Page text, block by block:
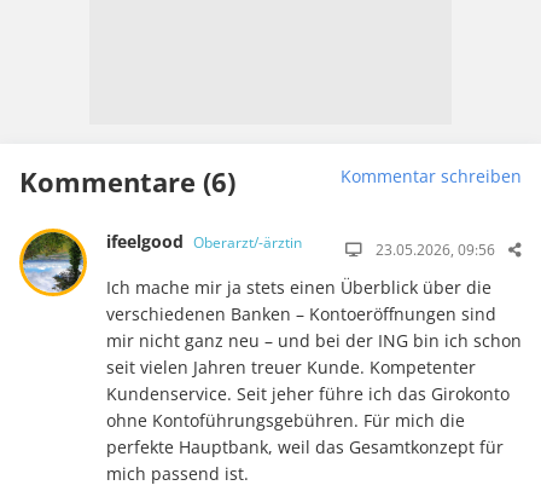
Kommentare (6) Kommentar schreiben
ifeelgood Oberarzt/-ärztin 23.05.2026, 09:56
Ich mache mir ja stets einen Überblick über die
verschiedenen Banken – Kontoeröffnungen sind
mir nicht ganz neu – und bei der ING bin ich schon
seit vielen Jahren treuer Kunde. Kompetenter
Kundenservice. Seit jeher führe ich das Girokonto
ohne Kontoführungsgebühren. Für mich die
perfekte Hauptbank, weil das Gesamtkonzept für
mich passend ist.